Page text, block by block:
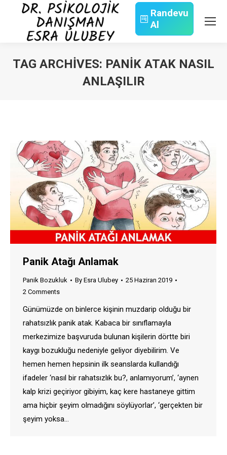
Randevu
Al
TAG ARCHIVES: PANIK ATAK NASIL
ANLAŞILIR
Panik Atağı Anlamak
Panik Bozukluk By Esra Ulubey
25 Haziran 2019
2 Comments
Günümüzde on binlerce kişinin muzdarip olduğu bir
rahatsızlık panik atak. Kabaca bir sınıflamayla
merkezimize başvuruda bulunan kişilerin dörtte biri
kaygı bozukluğu nedeniyle geliyor diyebilirim. Ve
hemen hemen hepsinin ilk seanslarda kullandığı
ifadeler ‘nasıl bir rahatsızlık bu?, anlamıyorum’, ‘aynen
kalp krizi geçiriyor gibiyim, kaç kere hastaneye gittim
ama hiçbir şeyim olmadığını söylüyorlar’, ‘gerçekten bir
şeyim yoksa…